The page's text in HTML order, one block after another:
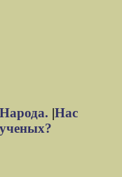
|Нас